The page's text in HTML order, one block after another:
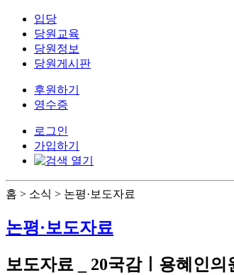
입당
당원교육
당원정보
당원게시판
후원하기
영수증
로그인
가입하기
홈 > 소식 > 논평·보도자료
논평·보도자료
보도자료 _ 20국감ㅣ용혜인